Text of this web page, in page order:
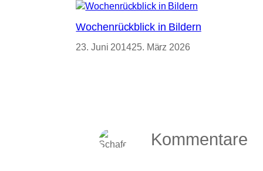
Wochenrückblick in Bildern
23. Juni 201425. März 2026
Kommentare